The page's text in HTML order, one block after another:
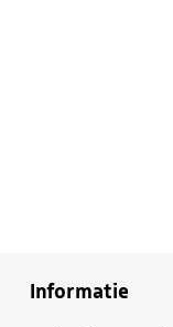
Informatie